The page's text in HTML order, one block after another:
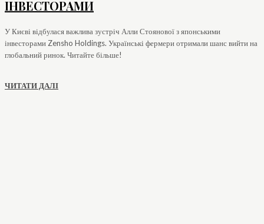
ІНВЕСТОРАМИ
У Києві відбулася важлива зустріч Алли Стоянової з японськими
інвесторами Zensho Holdings. Українські фермери отримали шанс вийти на
глобальний ринок. Читайте більше!
ЧИТАТИ ДАЛІ